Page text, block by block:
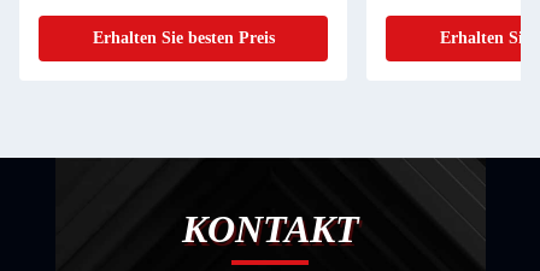
Erhalten Sie besten Preis Erhalten Sie
KONTAKT